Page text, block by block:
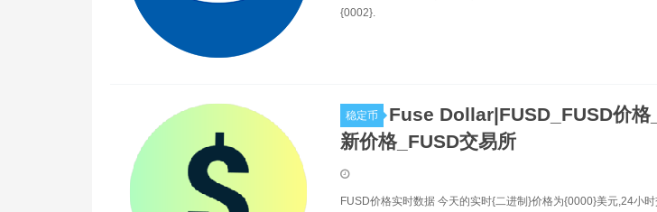
{0002}.
稳定币
Fuse Dollar|FUSD_FUSD价格
新价格_FUSD交易所
FUSD价格实时数据 今天的实时{二进制}价格为{0000}美元,24小